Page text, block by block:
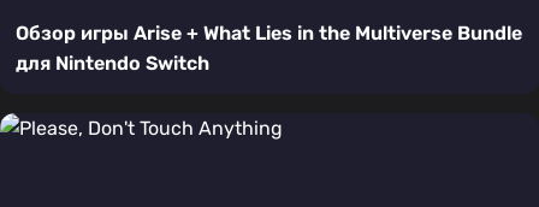
Обзор игры Arise + What Lies in the Multiverse Bundle
для Nintendo Switch